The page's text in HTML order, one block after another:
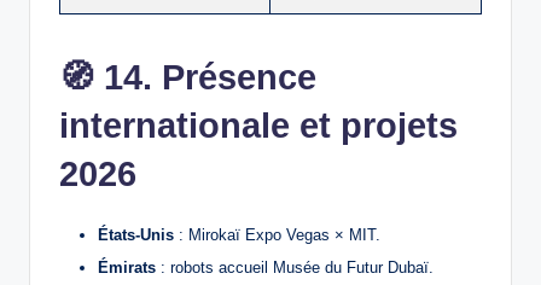
🧭 14. Présence
internationale et projets
2026
États‑Unis : Mirokaï Expo Vegas × MIT.
Émirats : robots accueil Musée du Futur Dubaï.